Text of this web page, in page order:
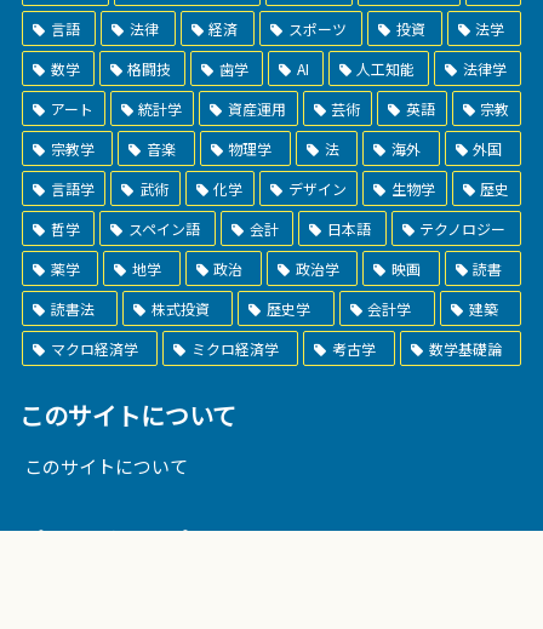
言語
法律 経済 スポーツ 投資
法学
数学
格闘技 歯学 AI 人工知能
法律学
アート
統計学 資産運用 芸術 英語
宗教
宗教学
音楽 物理学 法 海外
外国
言語学
武術 化学 デザイン 生物学
歴史
哲学
スペイン語 会計 日本語
テクノロジー
薬学
地学 政治 政治学 映画
読書
読書法
株式投資 歴史学 会計学
建築
マクロ経済学
ミクロ経済学 考古学 数学基礎論
このサイトについて
このサイトについて
プライバシーポリシー